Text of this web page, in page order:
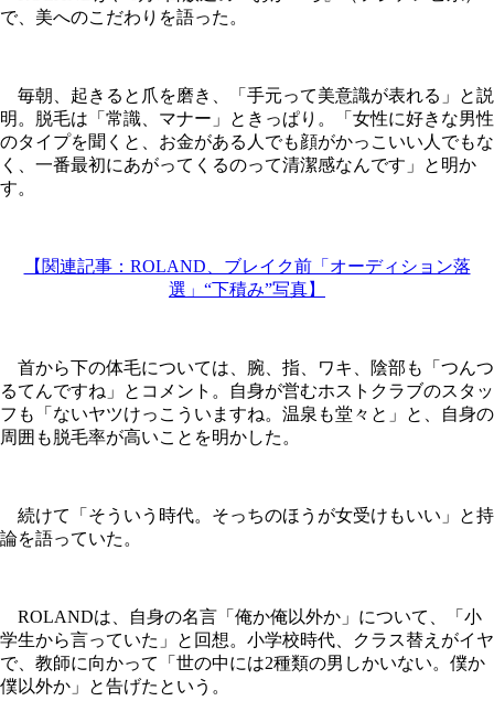
で、美へのこだわりを語った。
毎朝、起きると爪を磨き、「手元って美意識が表れる」と説
明。脱毛は「常識、マナー」ときっぱり。「女性に好きな男性
のタイプを聞くと、お金がある人でも顔がかっこいい人でもな
く、一番最初にあがってくるのって清潔感なんです」と明か
す。
【関連記事：ROLAND、ブレイク前「オーディション落
選」“下積み”写真】
首から下の体毛については、腕、指、ワキ、陰部も「つんつ
るてんですね」とコメント。自身が営むホストクラブのスタッ
フも「ないヤツけっこういますね。温泉も堂々と」と、自身の
周囲も脱毛率が高いことを明かした。
続けて「そういう時代。そっちのほうが女受けもいい」と持
論を語っていた。
ROLANDは、自身の名言「俺か俺以外か」について、「小
学生から言っていた」と回想。小学校時代、クラス替えがイヤ
で、教師に向かって「世の中には2種類の男しかいない。僕か
僕以外か」と告げたという。